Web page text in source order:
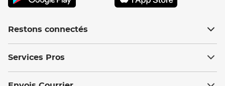
Restons connectés
Services Pros